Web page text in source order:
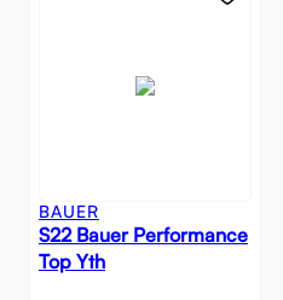
BAUER
S22 Bauer Performance
Top Yth